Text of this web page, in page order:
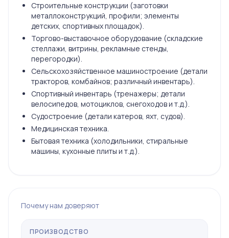
Строительные конструкции (заготовки
металлоконструкций, профили; элементы
детских, спортивных площадок).
Торгово-выставочное оборудование (складские
стеллажи, витрины, рекламные стенды,
перегородки).
Сельскохозяйственное машиностроение (детали
тракторов, комбайнов; различный инвентарь).
Спортивный инвентарь (тренажеры; детали
велосипедов, мотоциклов, снегоходов и т.д.).
Судостроение (детали катеров, яхт, судов).
Медицинская техника.
Бытовая техника (холодильники, стиральные
машины, кухонные плиты и т.д.).
Почему нам доверяют
ПРОИЗВОДСТВО